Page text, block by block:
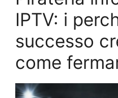
IPTV: i
successo
come